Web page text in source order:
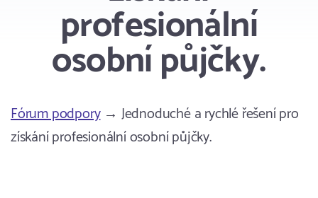
profesionální
osobní půjčky.
Fórum podpory→ Jednoduché a rychlé řešení pro
získání profesionální osobní půjčky.